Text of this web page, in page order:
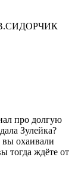
про долгую
Зулейка?
вы охаивали
тогда ждёте от